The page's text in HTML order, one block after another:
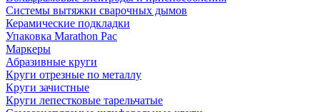
Системы вытяжки сварочных дымов
Керамические подкладки
Упаковка Marathon Pac
Маркеры
Абразивные круги
Круги отрезные по металлу
Круги зачистные
Круги лепестковые тарельчатые